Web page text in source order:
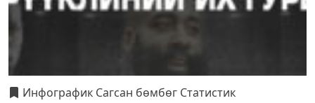
Инфографик Сагсан бөмбөг Статистик